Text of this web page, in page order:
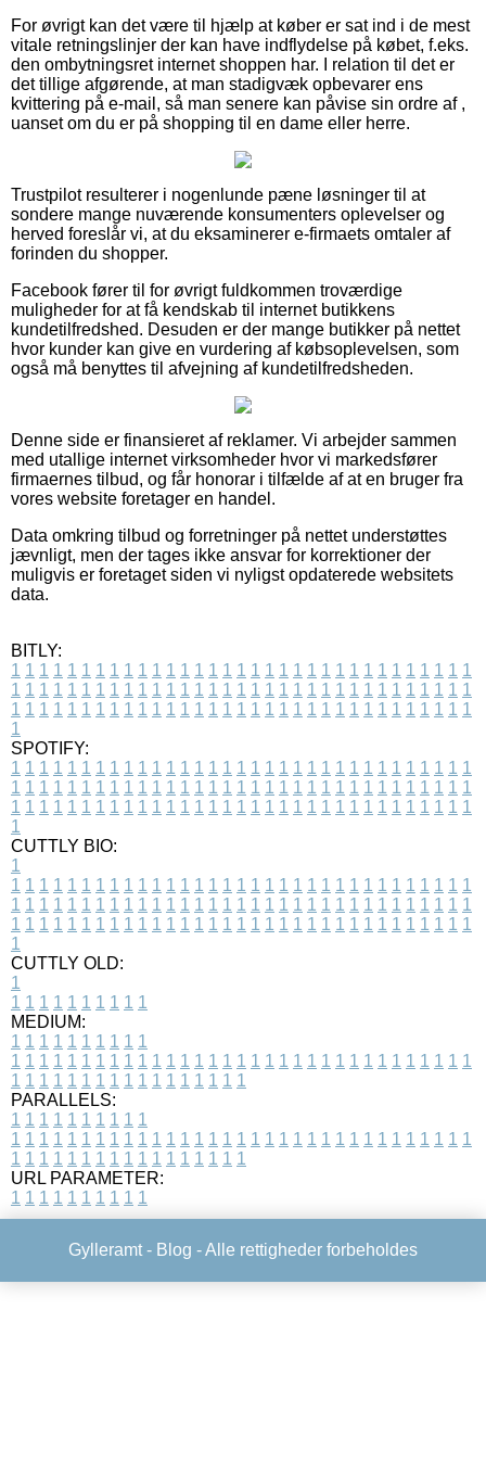
For øvrigt kan det være til hjælp at køber er sat ind i de mest
vitale retningslinjer der kan have indflydelse på købet, f.eks.
den ombytningsret internet shoppen har. I relation til det er
det tillige afgørende, at man stadigvæk opbevarer ens
kvittering på e-mail, så man senere kan påvise sin ordre af ,
uanset om du er på shopping til en dame eller herre.
Trustpilot resulterer i nogenlunde pæne løsninger til at
sondere mange nuværende konsumenters oplevelser og
herved foreslår vi, at du eksaminerer e-firmaets omtaler af
forinden du shopper.
Facebook fører til for øvrigt fuldkommen troværdige
muligheder for at få kendskab til internet butikkens
kundetilfredshed. Desuden er der mange butikker på nettet
hvor kunder kan give en vurdering af købsoplevelsen, som
også må benyttes til afvejning af kundetilfredsheden.
Denne side er finansieret af reklamer. Vi arbejder sammen
med utallige internet virksomheder hvor vi markedsfører
firmaernes tilbud, og får honorar i tilfælde af at en bruger fra
vores website foretager en handel.
Data omkring tilbud og forretninger på nettet understøttes
jævnligt, men der tages ikke ansvar for korrektioner der
muligvis er foretaget siden vi nyligst opdaterede websitets
data.
BITLY:
1 1 1 1 1 1 1 1 1 1 1 1 1 1 1 1 1 1 1 1 1 1 1 1 1 1 1 1 1 1 1 1 1
1 1 1 1 1 1 1 1 1 1 1 1 1 1 1 1 1 1 1 1 1 1 1 1 1 1 1 1 1 1 1 1 1
1 1 1 1 1 1 1 1 1 1 1 1 1 1 1 1 1 1 1 1 1 1 1 1 1 1 1 1 1 1 1 1 1
1
SPOTIFY:
1 1 1 1 1 1 1 1 1 1 1 1 1 1 1 1 1 1 1 1 1 1 1 1 1 1 1 1 1 1 1 1 1
1 1 1 1 1 1 1 1 1 1 1 1 1 1 1 1 1 1 1 1 1 1 1 1 1 1 1 1 1 1 1 1 1
1 1 1 1 1 1 1 1 1 1 1 1 1 1 1 1 1 1 1 1 1 1 1 1 1 1 1 1 1 1 1 1 1
1
CUTTLY BIO:
1
1 1 1 1 1 1 1 1 1 1 1 1 1 1 1 1 1 1 1 1 1 1 1 1 1 1 1 1 1 1 1 1 1
1 1 1 1 1 1 1 1 1 1 1 1 1 1 1 1 1 1 1 1 1 1 1 1 1 1 1 1 1 1 1 1 1
1 1 1 1 1 1 1 1 1 1 1 1 1 1 1 1 1 1 1 1 1 1 1 1 1 1 1 1 1 1 1 1 1
1
CUTTLY OLD:
1
1 1 1 1 1 1 1 1 1 1
MEDIUM:
1 1 1 1 1 1 1 1 1 1
1 1 1 1 1 1 1 1 1 1 1 1 1 1 1 1 1 1 1 1 1 1 1 1 1 1 1 1 1 1 1 1 1
1 1 1 1 1 1 1 1 1 1 1 1 1 1 1 1 1
PARALLELS:
1 1 1 1 1 1 1 1 1 1
1 1 1 1 1 1 1 1 1 1 1 1 1 1 1 1 1 1 1 1 1 1 1 1 1 1 1 1 1 1 1 1 1
1 1 1 1 1 1 1 1 1 1 1 1 1 1 1 1 1
URL PARAMETER:
1 1 1 1 1 1 1 1 1 1
Gylleramt - Blog - Alle rettigheder forbeholdes